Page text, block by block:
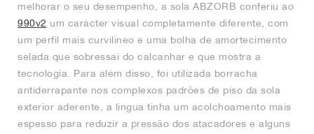
melhorar o seu desempenho, a sola ABZORB conferiu ao
990v2 um carácter visual completamente diferente, com
um perfil mais curvilíneo e uma bolha de amortecimento
selada que sobressai do calcanhar e que mostra a
tecnologia. Para além disso, foi utilizada borracha
antiderrapante nos complexos padrões de piso da sola
exterior aderente, a língua tinha um acolchoamento mais
espesso para reduzir a pressão dos atacadores e alguns